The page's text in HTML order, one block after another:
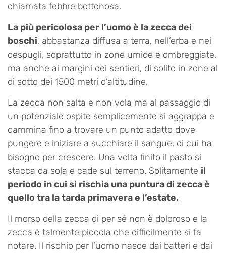
chiamata febbre bottonosa.
La più pericolosa per l’uomo è la zecca dei
boschi, abbastanza diffusa a terra, nell’erba e nei
cespugli, soprattutto in zone umide e ombreggiate,
ma anche ai margini dei sentieri, di solito in zone al
di sotto dei 1500 metri d’altitudine.
La zecca non salta e non vola ma al passaggio di
un potenziale ospite semplicemente si aggrappa e
cammina fino a trovare un punto adatto dove
pungere e iniziare a succhiare il sangue, di cui ha
bisogno per crescere. Una volta finito il pasto si
stacca da sola e cade sul terreno. Solitamente il
periodo in cui si rischia una puntura di zecca è
quello tra la tarda primavera e l’estate.
Il morso della zecca di per sé non è doloroso e la
zecca è talmente piccola che difficilmente si fa
notare. Il rischio per l’uomo nasce dai batteri e dai